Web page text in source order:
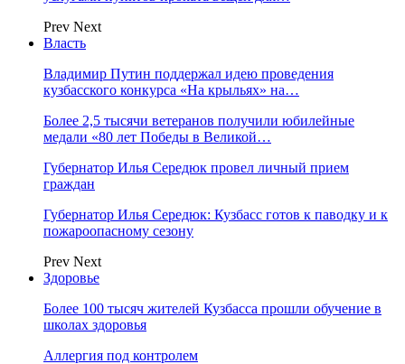
Prev Next
Власть
Владимир Путин поддержал идею проведения
кузбасского конкурса «На крыльях» на…
Более 2,5 тысячи ветеранов получили юбилейные
медали «80 лет Победы в Великой…
Губернатор Илья Середюк провел личный прием
граждан
Губернатор Илья Середюк: Кузбасс готов к паводку и к
пожароопасному сезону
Prev Next
Здоровье
Более 100 тысяч жителей Кузбасса прошли обучение в
школах здоровья
Аллергия под контролем